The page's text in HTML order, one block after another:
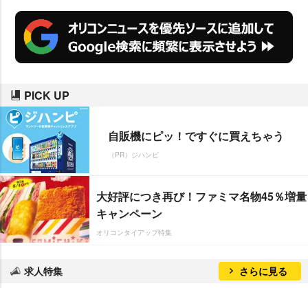
PICK UP
自販機にピッ！ですぐに買えちゃう
（PR）ジハンピ
大好評につき再び！ファミマ名物45％増量
キャンペーン
オリコンタイアップ特集
求人特集 さらに見る